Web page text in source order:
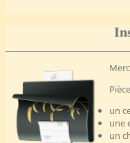
un
une
un